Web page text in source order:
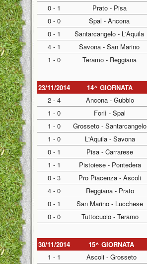
0 - 1
Prato - Pisa
0 - 0
Spal - Ancona
0 - 1
Santarcangelo - L'Aquila
4 - 1
Savona - San Marino
1 - 0
Teramo - Reggiana
23/11/2014 14^ GIORNATA
2 - 4
Ancona - Gubbio
1 - 0
Forlì - Spal
1 - 0
Grosseto - Santarcangelo
1 - 0
L'Aquila - Savona
0 - 1
Pisa - Carrarese
1 - 1
Pistoiese - Pontedera
0 - 3
Pro Piacenza - Ascoli
4 - 0
Reggiana - Prato
0 - 1
San Marino - Lucchese
0 - 0
Tuttocuoio - Teramo
30/11/2014 15^ GIORNATA
1 - 1
Ascoli - Grosseto